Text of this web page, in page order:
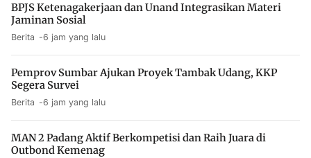
BPJS Ketenagakerjaan dan Unand Integrasikan Materi
Jaminan Sosial
Berita 6 jam yang lalu
Pemprov Sumbar Ajukan Proyek Tambak Udang, KKP
Segera Survei
Berita 6 jam yang lalu
MAN 2 Padang Aktif Berkompetisi dan Raih Juara di
Outbond Kemenag